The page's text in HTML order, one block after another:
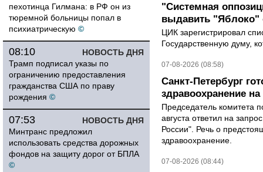
пехотинца Гилмана: в РФ он из
тюремной больницы попал в
психиатрическую ©
НОВОСТЬ ДНЯ
08:10
Трамп подписал указы по
ограничению предоставления
гражданства США по праву
рождения ©
НОВОСТЬ ДНЯ
07:53
Минтранс предложил
использовать средства дорожных
фондов на защиту дорог от БПЛА
©
"Системная
выдавить "Яблоко"
ЦИК зарегистрировал
Государственную думу,
07-08-2026 (08:58)
Санкт-Петербург
здравоохранение на
Председатель комитета
августа ответил на
России". Речь о
здравоохранение.
07-08-2026 (08:44)